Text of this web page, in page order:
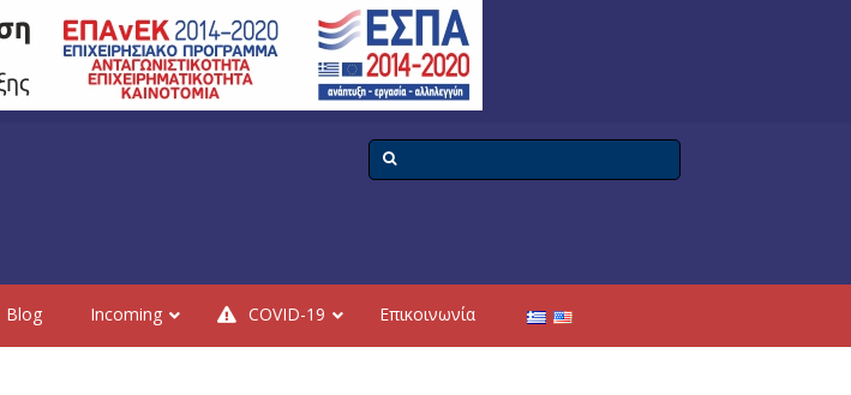
Blog Incoming COVID-19 Επικοινωνία